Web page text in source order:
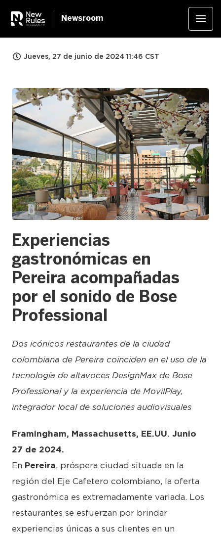
Newsroom
Jueves, 27 de junio de 2024 11:46 CST
JPG
Experiencias
gastronómicas en
Pereira acompañadas
por el sonido de Bose
Professional
Dos icónicos restaurantes de la ciudad
colombiana de Pereira coinciden en el uso de la
tecnología de altavoces DesignMax de Bose
Professional y la experiencia de MovilPlay,
integrador local de soluciones audiovisuales
Framingham, Massachusetts, EE.UU. Junio
27 de 2024.
En Pereira, próspera ciudad situada en la
región del Eje Cafetero colombiano, la oferta
gastronómica es extremadamente variada. Los
restaurantes se esfuerzan por brindar
experiencias únicas a sus clientes en un